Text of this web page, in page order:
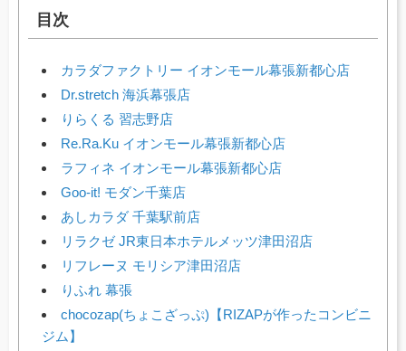
目次
カラダファクトリー イオンモール幕張新都心店
Dr.stretch 海浜幕張店
りらくる 習志野店
Re.Ra.Ku イオンモール幕張新都心店
ラフィネ イオンモール幕張新都心店
Goo-it! モダン千葉店
あしカラダ 千葉駅前店
リラクゼ JR東日本ホテルメッツ津田沼店
リフレーヌ モリシア津田沼店
りふれ 幕張
chocozap(ちょこざっぷ)【RIZAPが作ったコンビニ
ジム】